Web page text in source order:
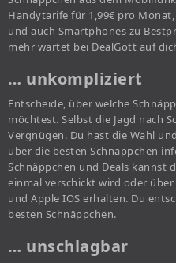
Handytarife für 1,99€ pro
und auch Smartphones zu
mehr wartet bei DealGott auf
… unkompliziert
Entscheide, über welche
möchtest. Selbst die Jagd nach
Vergnügen. Du hast die Wahl
über die besten Schnäppchen
Schnäppchen und Deals kannst
einmal verschickt wird oder
und Apple IOS erhalten. Du
besten Schnäppchen.
… unschlagbar